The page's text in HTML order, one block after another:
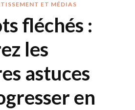
ET MÉDIAS
fléchés :
les
astuces
en